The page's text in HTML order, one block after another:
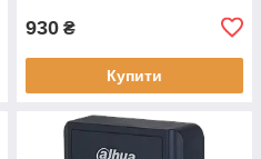
930 ₴
Купити